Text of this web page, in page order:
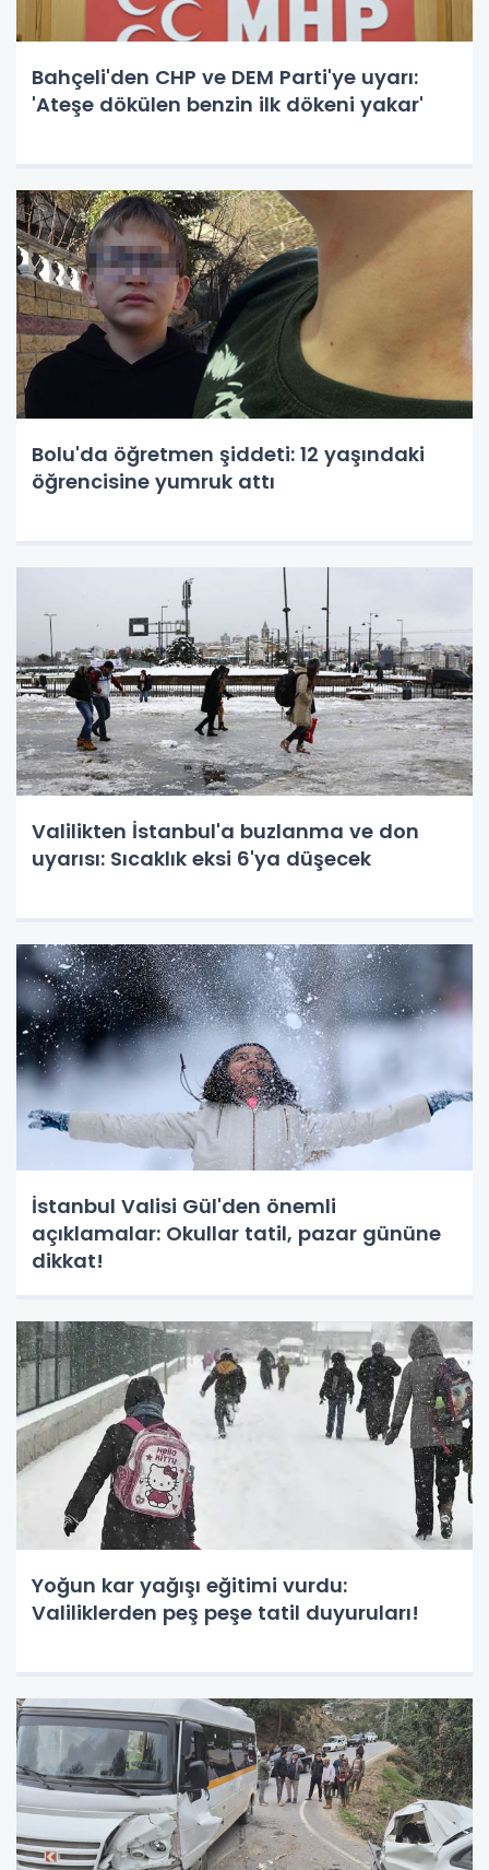
Bahçeli'den CHP ve DEM Parti'ye uyarı:
'Ateşe dökülen benzin ilk dökeni yakar'
Bolu'da öğretmen şiddeti: 12 yaşındaki
öğrencisine yumruk attı
Valilikten İstanbul'a buzlanma ve don
uyarısı: Sıcaklık eksi 6'ya düşecek
İstanbul Valisi Gül'den önemli
açıklamalar: Okullar tatil, pazar gününe
dikkat!
Yoğun kar yağışı eğitimi vurdu:
Valiliklerden peş peşe tatil duyuruları!